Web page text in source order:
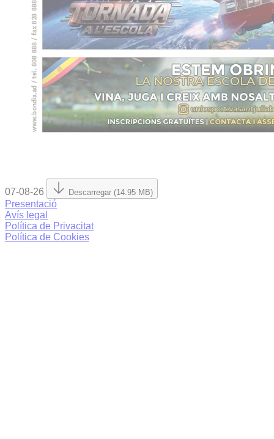
07-08-26 Descarregar (14.95 MB)
Presentació
Avís legal
Política de Privacitat
Política de Cookies